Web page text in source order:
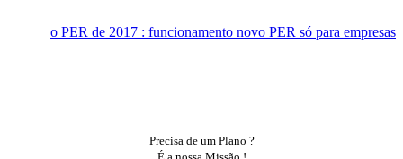
o PER de 2017 : funcionamento novo PER só para empresas
Precisa de um Plano ?